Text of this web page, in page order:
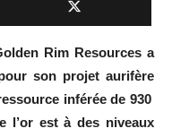
Rim Resources a
son projet aurifère
inférée de 930
l’or est à des niveaux